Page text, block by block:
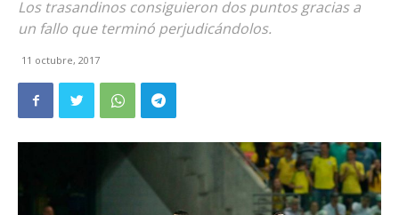
Los trasandinos consiguieron dos puntos gracias a
un fallo que terminó perjudicándolos.
11 octubre, 2017